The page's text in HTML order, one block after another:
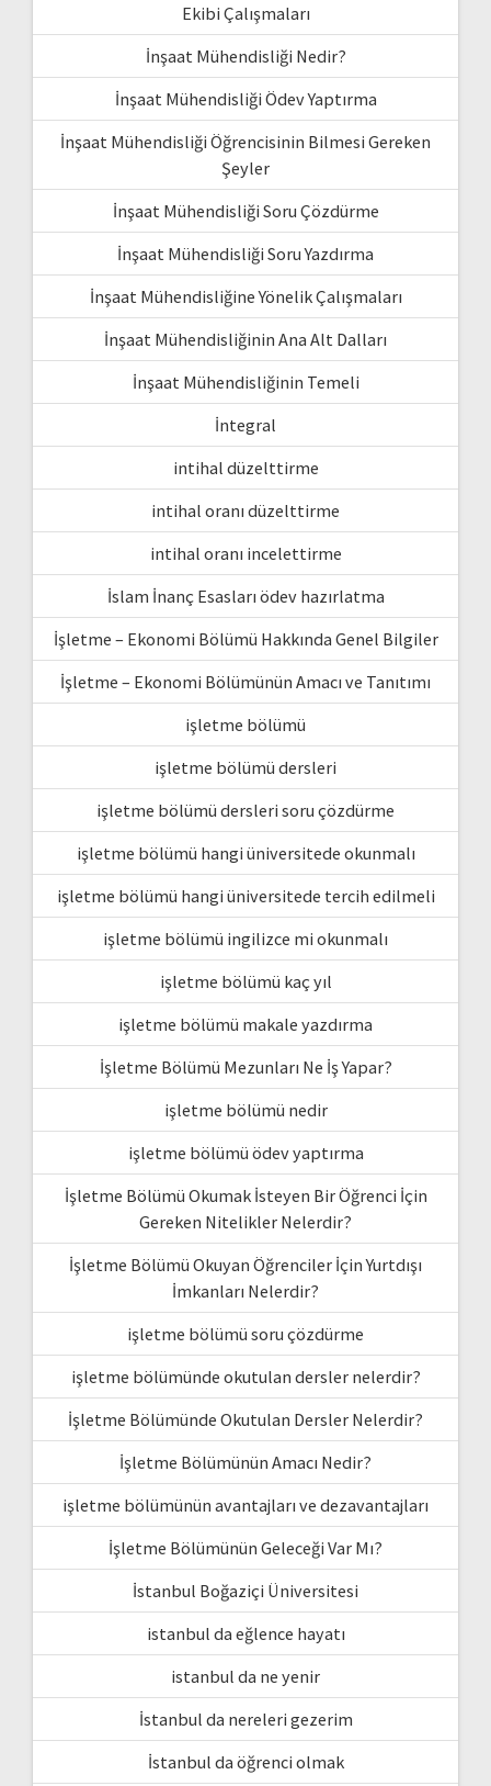
Ekibi Çalışmaları
İnşaat Mühendisliği Nedir?
İnşaat Mühendisliği Ödev Yaptırma
İnşaat Mühendisliği Öğrencisinin Bilmesi Gereken
Şeyler
İnşaat Mühendisliği Soru Çözdürme
İnşaat Mühendisliği Soru Yazdırma
İnşaat Mühendisliğine Yönelik Çalışmaları
İnşaat Mühendisliğinin Ana Alt Dalları
İnşaat Mühendisliğinin Temeli
İntegral
intihal düzelttirme
intihal oranı düzelttirme
intihal oranı incelettirme
İslam İnanç Esasları ödev hazırlatma
İşletme – Ekonomi Bölümü Hakkında Genel Bilgiler
İşletme – Ekonomi Bölümünün Amacı ve Tanıtımı
işletme bölümü
işletme bölümü dersleri
işletme bölümü dersleri soru çözdürme
işletme bölümü hangi üniversitede okunmalı
işletme bölümü hangi üniversitede tercih edilmeli
işletme bölümü ingilizce mi okunmalı
işletme bölümü kaç yıl
işletme bölümü makale yazdırma
İşletme Bölümü Mezunları Ne İş Yapar?
işletme bölümü nedir
işletme bölümü ödev yaptırma
İşletme Bölümü Okumak İsteyen Bir Öğrenci İçin
Gereken Nitelikler Nelerdir?
İşletme Bölümü Okuyan Öğrenciler İçin Yurtdışı
İmkanları Nelerdir?
işletme bölümü soru çözdürme
işletme bölümünde okutulan dersler nelerdir?
İşletme Bölümünde Okutulan Dersler Nelerdir?
İşletme Bölümünün Amacı Nedir?
işletme bölümünün avantajları ve dezavantajları
İşletme Bölümünün Geleceği Var Mı?
İstanbul Boğaziçi Üniversitesi
istanbul da eğlence hayatı
istanbul da ne yenir
İstanbul da nereleri gezerim
İstanbul da öğrenci olmak